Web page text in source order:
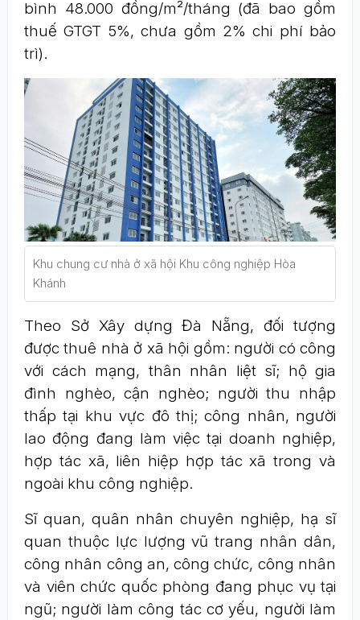
bình 48.000 đồng/m²/tháng (đã bao gồm
thuế GTGT 5%, chưa gồm 2% chi phí bảo
trì).
Khu chung cư nhà ở xã hội Khu công nghiệp Hòa
Khánh
Theo Sở Xây dựng Đà Nẵng, đối tượng
được thuê nhà ở xã hội gồm: người có công
với cách mạng, thân nhân liệt sĩ; hộ gia
đình nghèo, cận nghèo; người thu nhập
thấp tại khu vực đô thị; công nhân, người
lao động đang làm việc tại doanh nghiệp,
hợp tác xã, liên hiệp hợp tác xã trong và
ngoài khu công nghiệp.
Sĩ quan, quân nhân chuyên nghiệp, hạ sĩ
quan thuộc lực lượng vũ trang nhân dân,
công nhân công an, công chức, công nhân
và viên chức quốc phòng đang phục vụ tại
ngũ; người làm công tác cơ yếu, người làm